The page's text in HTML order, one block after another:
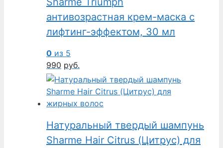
антивозрастная крем-маска с
лифтинг-эффектом, 30 мл
0 из 5
990 руб.
Натуральный твердый шампунь
Sharme Hair Citrus (Цитрус) для